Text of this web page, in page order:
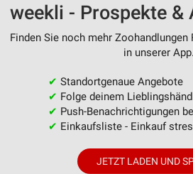
weekli - Prospekte &
Finden Sie noch mehr
in unserer App.
✔ Standortgenaue Angebote
✔ Folge deinem
✔ Push-Benachrichtigungen
✔ Einkaufsliste - Einkauf
JETZT LADEN UND